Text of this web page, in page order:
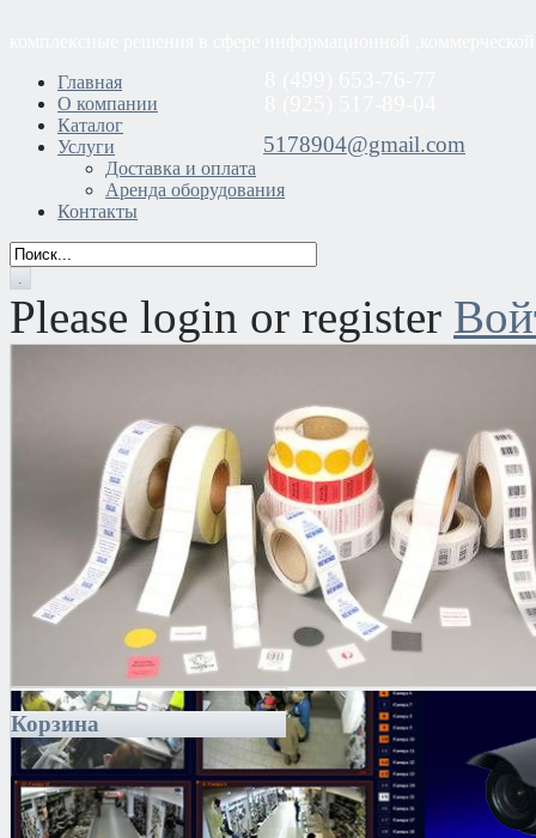
5178904@gmail.com
Главная
О компании
Каталог
Услуги
Доставка и оплата
Аренда оборудования
Контакты
Please login or register
Корзина